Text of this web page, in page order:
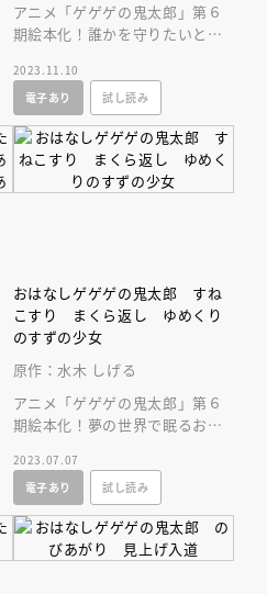
アニメ「ゲゲゲの鬼太郎」第６
期絵本化！誰かを守りたいとい
シーン満載。ひとり読みにも。
妖怪図鑑掲載
2023.11.10
電子あり
試し読み
おはなしゲゲゲの鬼太郎 すね
こすり まくら返し ゆめくり
のすずの少女
原作：水木 しげる
アニメ「ゲゲゲの鬼太郎」第６
期絵本化！夢の世界で眠るお父
満載。ひとり読みにも。妖怪ず
かん掲載！
2023.07.07
電子あり
試し読み